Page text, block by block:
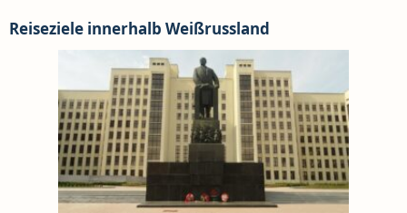
Reiseziele innerhalb Weißrussland